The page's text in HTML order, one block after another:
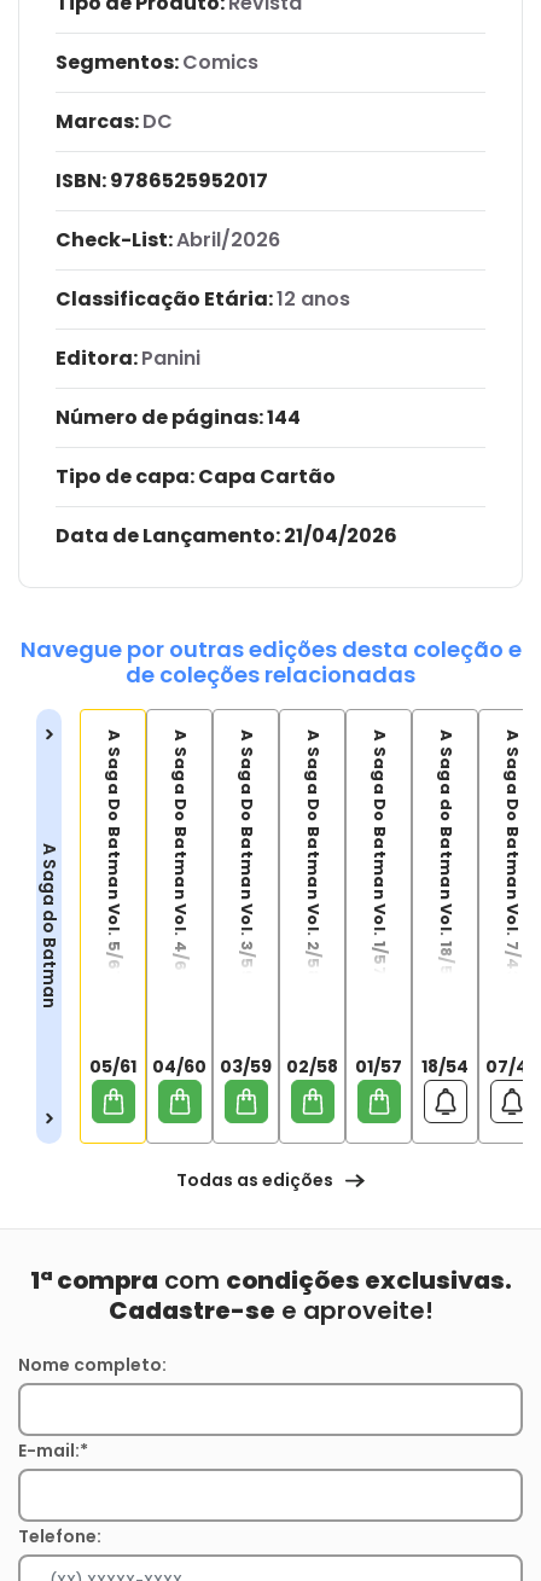
Segmentos:Comics
Marcas:DC
ISBN:9786525952017
Check-List:Abril/2026
Classificação Etária:12 anos
Editora:Panini
Número de páginas: 144
Tipo de capa:Capa Cartão
Data de Lançamento:21/04/2026
Navegue por outras edições desta coleção e
de coleções relacionadas
A Saga do Batman A Saga Do Batman Vol. 5/61
05/61
A Saga Do Batman Vol. 4/60
04/60
A Saga Do Batman Vol. 3/59
03/59
A Saga Do Batman Vol. 2/58
02/58
A Saga Do Batman Vol. 1/57
01/57
A Saga do Batman Vol. 18/54
18/54
A Saga Do Batman Vol. 7/43
07/43
Todas as edições